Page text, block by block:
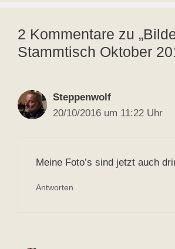
2 Kommentare zu
Stammtisch Oktober
Steppenwolf
20/10/2016 um 11:22 Uhr
Meine Foto’s sind jetzt auch
Antworten